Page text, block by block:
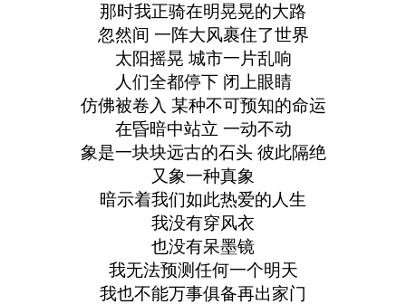
那时我正骑在明晃晃的大路
忽然间 一阵大风裹住了世界
太阳摇晃 城市一片乱响
人们全都停下 闭上眼睛
仿佛被卷入 某种不可预知的命运
在昏暗中站立 一动不动
象是一块块远古的石头 彼此隔绝
又象一种真象
暗示着我们如此热爱的人生
我没有穿风衣
也没有呆墨镜
我无法预测任何一个明天
我也不能万事俱备再出家门